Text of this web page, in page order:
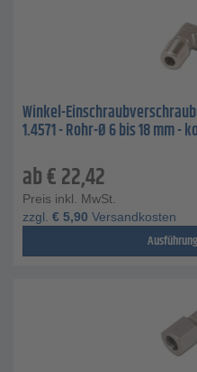
Winkel-
1.4571 - Rohr-Ø 6 bis 18 mm -
ab€22,42
Preis inkl. MwSt.
zzgl. € 5,90 Versandkosten